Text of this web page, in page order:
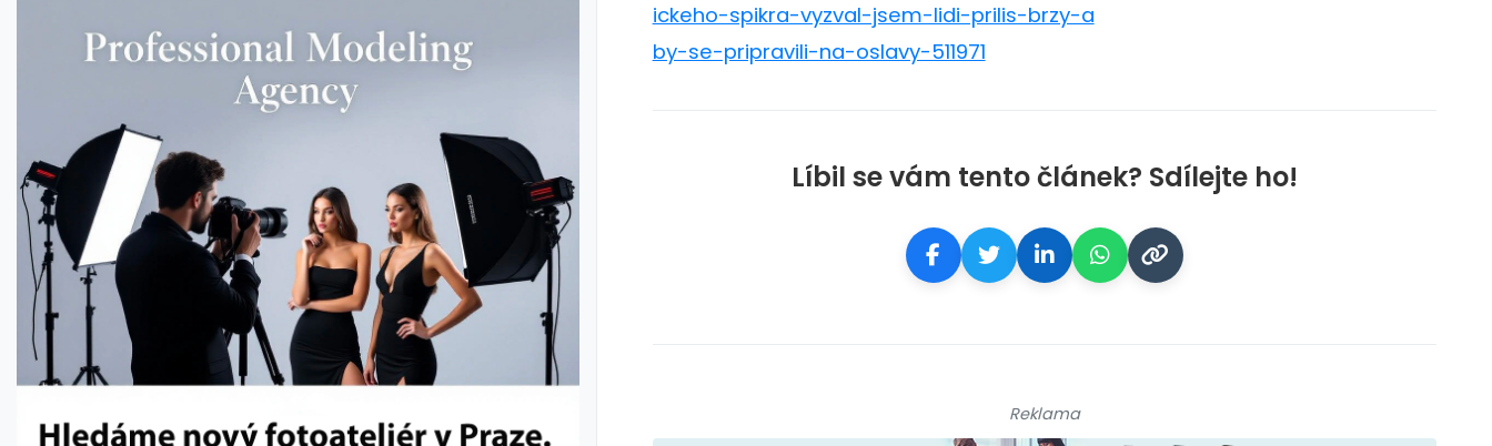
ickeho-spikra-vyzval-jsem-lidi-prilis-brzy-a
by-se-pripravili-na-oslavy-511971
Líbil se vám tento článek? Sdílejte ho!
Reklama